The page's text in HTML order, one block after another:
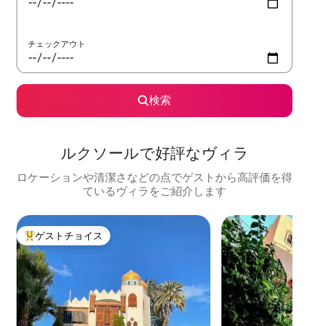
チェックアウト
検索
ルクソールで好評なヴィラ
ロケーションや清潔さなどの点でゲストから高評価を得
ているヴィラをご紹介します
大好評のゲストチョイスです。
ゲストチョイス